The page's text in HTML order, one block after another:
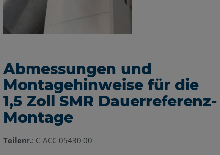
Abmessungen und
Montagehinweise für die
1,5 Zoll SMR Dauerreferenz-
Montage
Teilenr.: C-ACC-05430-00